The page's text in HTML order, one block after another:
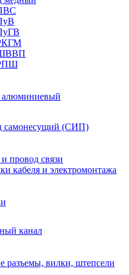
алюминиевый
самонесущий (СИП)
провод связи
кабеля и электромонтажа
канал
разъемы, вилки, штепсели